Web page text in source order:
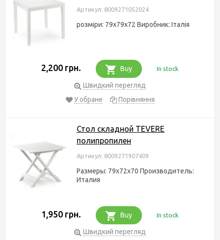
Артикул: 8009271052024
розміри: 79x79x72 Виробник: Італія
2,200 грн. Buy In stock
Швидкий перегляд
У обране
Порівняння
Стол складной TEVERE
полипропилен
Артикул: 8009271907409
Размеры: 79x72x70 Производитель:
Италия
1,950 грн. Buy In stock
Швидкий перегляд